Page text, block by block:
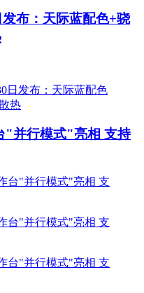
布：天际蓝配色+骁
"并行模式"亮相 支持